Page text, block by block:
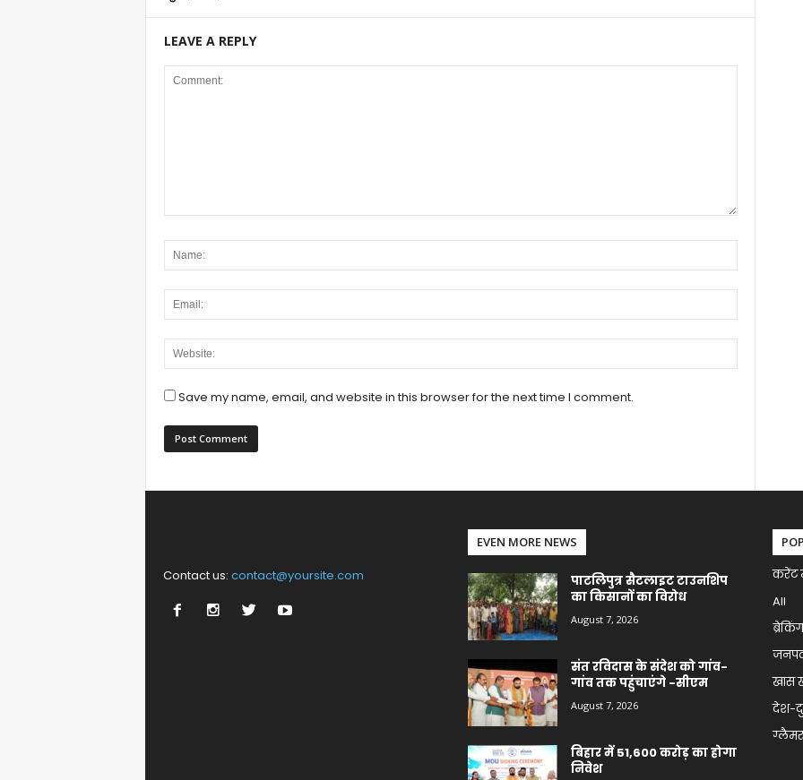
LEAVE A REPLY
Save my name, email, and website in this browser for the next time I comment.
Contact us: contact@yoursite.com
EVEN MORE NEWS
पाटलिपुत्र सैटलाइट टाउनशिप
का किसानों का विरोध
August 7, 2026
संत रविदास के संदेश को गांव-
गांव तक पहुंचाएंगे -सीएम
August 7, 2026
बिहार में 51,600 करोड़ का होगा
निवेश
करेंट
All
खास
देश-
ग्लैमर